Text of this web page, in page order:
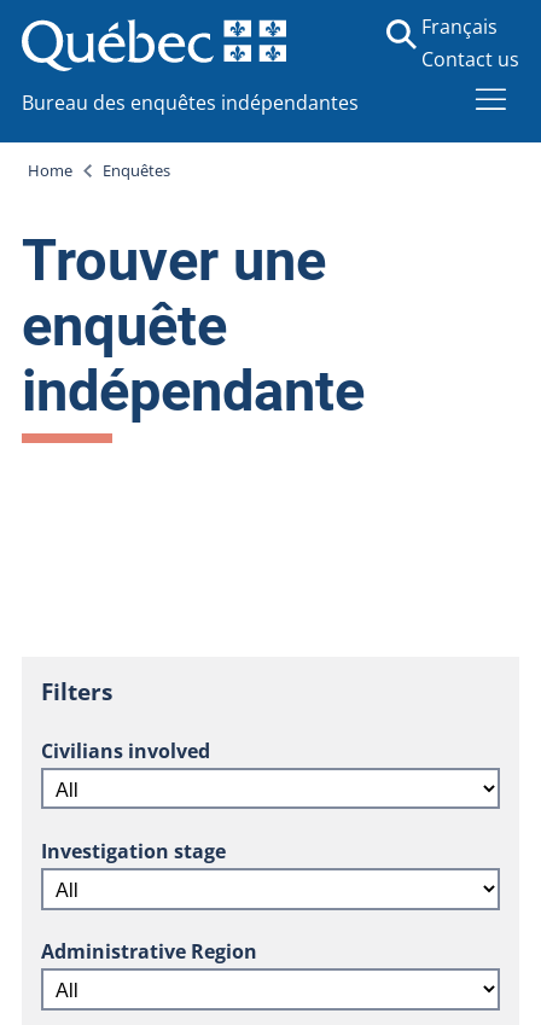
Bureau des enquêtes indépendantes
Français
Contact us
Home Enquêtes
Trouver une
enquête
indépendante
Filters
Civilians involved
Investigation stage
Administrative Region